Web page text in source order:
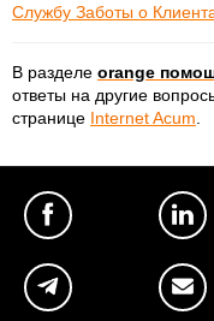
Службу Заботы о
В разделе orange
ответы на другие
странице Internet Acum